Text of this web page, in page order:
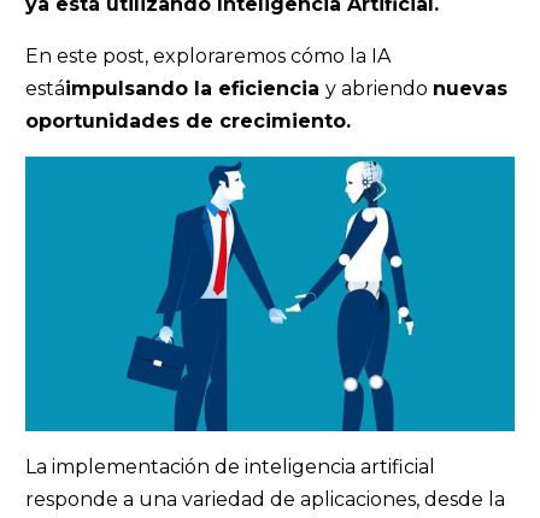
En este post, exploraremos cómo la IA
estáimpulsando la eficienciay abriendo nuevas
oportunidades de crecimiento.
La implementación de inteligencia artificial
responde a una variedad de aplicaciones, desde la